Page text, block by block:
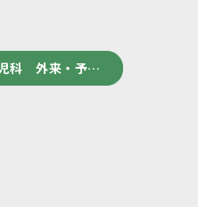
科 外来・予…